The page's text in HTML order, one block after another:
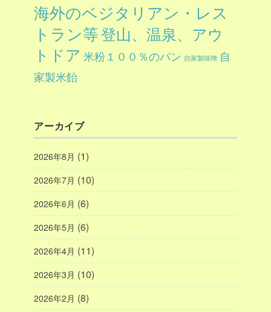
海外のベジタリアン・レス
トラン等登山、温泉、アウ
トドア 米粉１００％のパン 自家製味噌 自
家製米飴
アーカイブ
2026年8月 (1)
2026年7月 (10)
2026年6月 (6)
2026年5月 (6)
2026年4月 (11)
2026年3月 (10)
2026年2月 (8)